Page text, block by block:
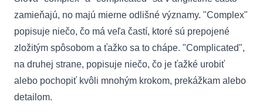
zamieňajú, no majú mierne odlišné významy. "Complex"
popisuje niečo, čo má veľa častí, ktoré sú prepojené
zložitým spôsobom a ťažko sa to chápe. "Complicated",
na druhej strane, popisuje niečo, čo je ťažké urobiť
alebo pochopiť kvôli mnohým krokom, prekážkam alebo
detailom.